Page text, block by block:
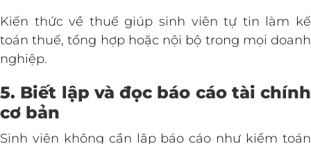
Kiến thức về thuế giúp sinh viên tự tin làm kế
toán thuế, tổng hợp hoặc nội bộ trong mọi doanh
nghiệp.
5. Biết lập và đọc báo cáo tài chính
cơ bản
Sinh viên không cần lập báo cáo như kiểm toán